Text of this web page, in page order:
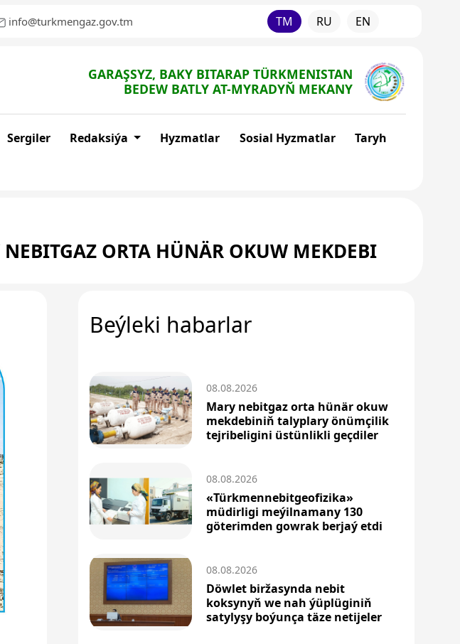
info@turkmengaz.gov.tm TM RU EN
GARAŞSYZ, BAKY BITARAP TÜRKMENISTAN
BEDEW BATLY AT-MYRADYŇ MEKANY
Sergiler Redaksiýa Hyzmatlar Sosial Hyzmatlar
Taryh
ORTA HÜNÄR OKUW MEKDEBI
Beýleki habarlar
08.08.2026
Mary nebitgaz orta hünär okuw
mekdebiniň talyplary önümçilik
tejribeligini üstünlikli geçdiler
08.08.2026
«Türkmennebitgeofizika»
müdirligi meýilnamany 130
göterimden gowrak berjaý etdi
08.08.2026
Döwlet biržasynda nebit
koksynyň we nah ýüplüginiň
satylyşy boýunça täze netijeler